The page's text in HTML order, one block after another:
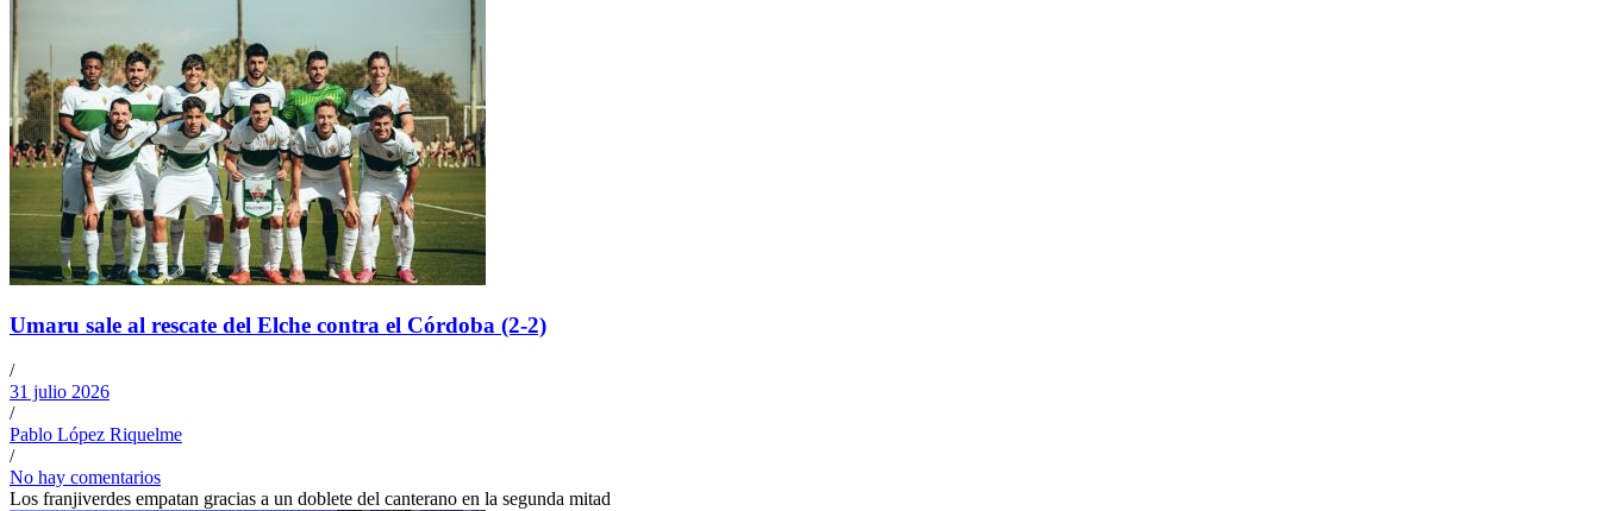
Umaru sale al rescate del Elche contra el Córdoba (2-2)
/
31 julio 2026
/
Pablo López Riquelme
/
No hay comentarios
Los franjiverdes empatan gracias a un doblete del canterano en la segunda mitad